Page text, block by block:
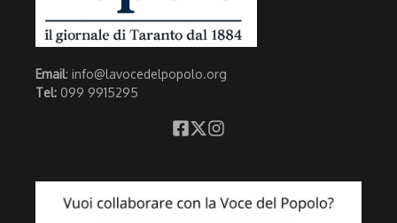
Email: info@lavocedelpopolo.org
Tel: 099 9915295